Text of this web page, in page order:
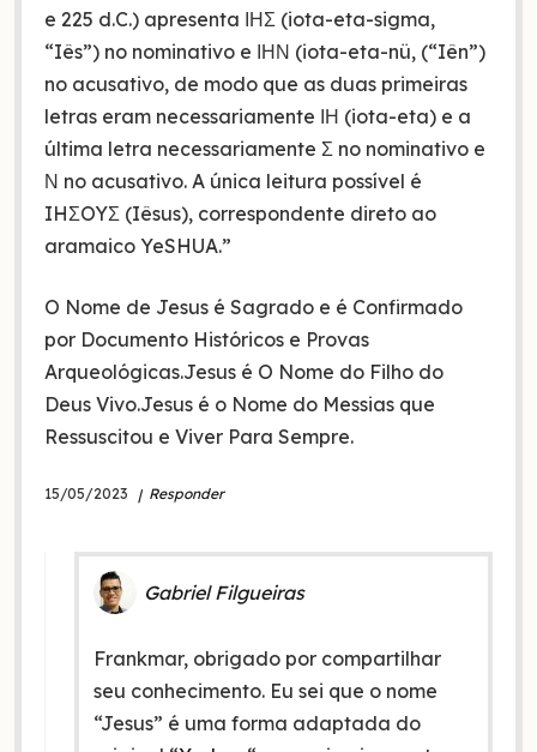
e 225 d.C.) apresenta ΙΗΣ (iota-eta-sigma,
“Iês”) no nominativo e ΙΗΝ (iota-eta-nü, (“Iên”)
no acusativo, de modo que as duas primeiras
letras eram necessariamente ΙΗ (iota-eta) e a
última letra necessariamente Σ no nominativo e
Ν no acusativo. A única leitura possível é
IHΣOYΣ (Iêsus), correspondente direto ao
aramaico YeSHUA.”
O Nome de Jesus é Sagrado e é Confirmado
por Documento Históricos e Provas
Arqueológicas.Jesus é O Nome do Filho do
Deus Vivo.Jesus é o Nome do Messias que
Ressuscitou e Viver Para Sempre.
15/05/2023 Responder
Gabriel Filgueiras
Frankmar, obrigado por compartilhar
seu conhecimento. Eu sei que o nome
“Jesus” é uma forma adaptada do